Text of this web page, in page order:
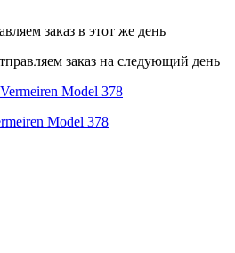
заказ в этот же день
заказ на следующий день
Model 378